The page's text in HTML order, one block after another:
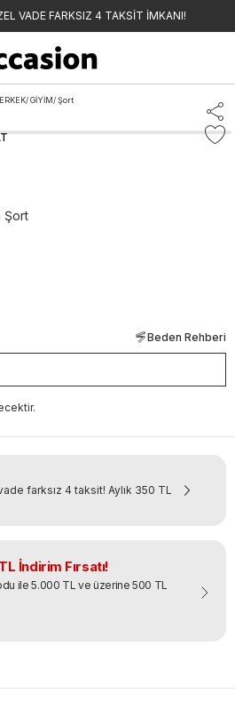
VADE FARKSIZ 4 TAKSİT İMKANI!
ERKEK/GİYİM/Şort
Şort
Beden Rehberi
farksız 4 taksit! Aylık 350 TL
İndirim Fırsatı!
ile 5.000 TL ve üzerine 500 TL